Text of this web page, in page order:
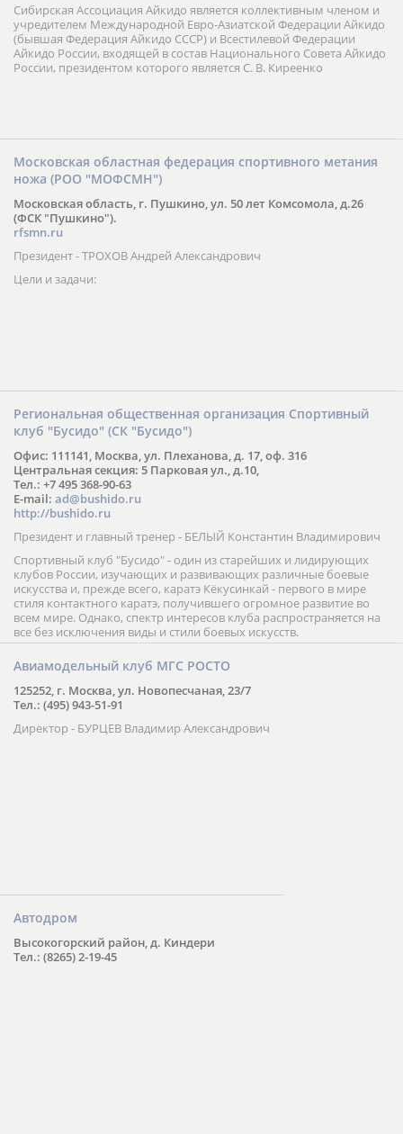
Сибирская Ассоциация Айкидо является коллективным членом и
учредителем Международной Евро-Азиатской Федерации Айкидо
(бывшая Федерация Айкидо СССР) и Всестилевой Федерации
Айкидо России, входящей в состав Национального Совета Айкидо
России, президентом которого является С. В. Киреенко
Московская областная федерация спортивного метания
ножа (РОО "МОФСМН")
Московская область, г. Пушкино, ул. 50 лет Комсомола, д.26
(ФСК "Пушкино").
rfsmn.ru
Президент - ТРОХОВ Андрей Александрович
Цели и задачи:
Региональная общественная организация Спортивный
клуб "Бусидо" (СК "Бусидо")
Офис: 111141, Москва, ул. Плеханова, д. 17, оф. 316
Центральная секция: 5 Парковая ул., д.10,
Тел.: +7 495 368-90-63
E-mail: ad@bushido.ru
http://bushido.ru
Президент и главный тренер - БЕЛЫЙ Константин Владимирович
Спортивный клуб "Бусидо" - один из старейших и лидирующих
клубов России, изучающих и развивающих различные боевые
искусства и, прежде всего, каратэ Кёкусинкай - первого в мире
стиля контактного каратэ, получившего огромное развитие во
всем мире. Однако, спектр интересов клуба распространяется на
все без исключения виды и стили боевых искусств.
Авиамодельный клуб МГС РОСТО
125252, г. Москва, ул. Новопесчаная, 23/7
Тел.: (495) 943-51-91
Директор - БУРЦЕВ Владимир Александрович
Автодром
Высокогорский район, д. Киндери
Тел.: (8265) 2-19-45